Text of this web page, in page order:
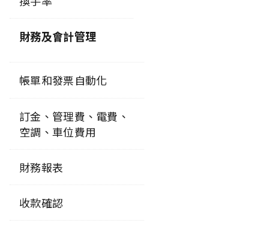
財務及會計管理
帳單和發票自動化
訂金、管理費、電費、
空調、車位費用
財務報表
收款確認